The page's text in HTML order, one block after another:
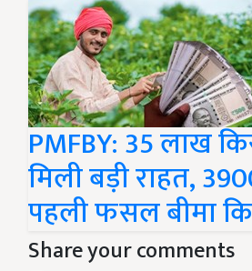
PMFBY: 35 लाख
मिली बड़ी राहत,
पहली फसल बीमा
Share your comments